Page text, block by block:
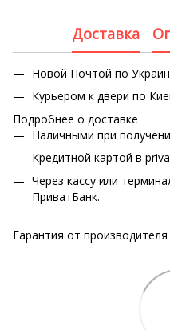
Доставка
Новой Почтой по
Курьером к двери по
Подробнее о доставке
Наличными при
Кредитной картой в
Через кассу или
ПриватБанк.
Гарантия от